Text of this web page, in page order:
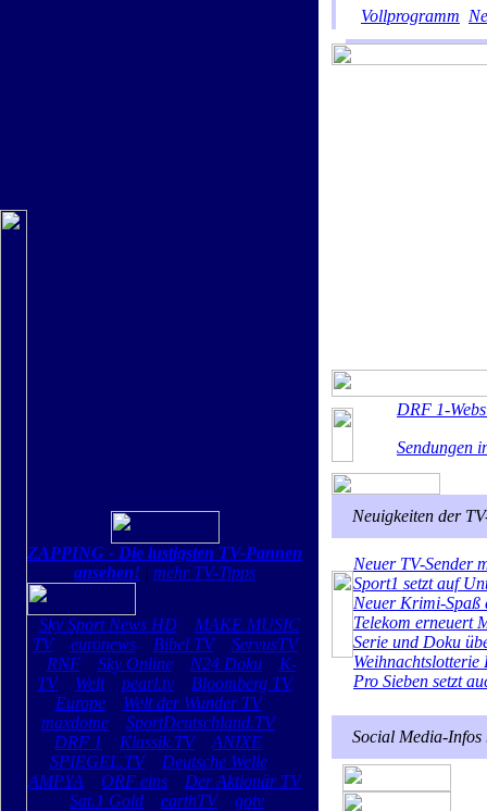
ZAPPING - Die lustigsten TV-Pannen
ansehen! | mehr TV-Tipps
Sky Sport News HD
MAKE MUSIC
TV
euronews Bibel TV
ServusTV
RNF
Sky Online N24 Doku
K-
TV
Welt pearl.tv
Bloomberg TV
Europe
Welt der Wunder TV
maxdome
SportDeutschland.TV
DRF 1
Klassik.TV
ANIXE
SPIEGEL.TV
Deutsche Welle
AMPYA
ORF eins
Der Aktionär TV
Sat.1 Gold
earthTV gotv
Vollprogramm
DRF 1-
Sendungen
Neuigkeiten der
Neuer TV-Sender
Sport1 setzt auf
Neuer Krimi-Spaß
Telekom erneuert
Serie und Doku
Pro Sieben setzt
Social Media-